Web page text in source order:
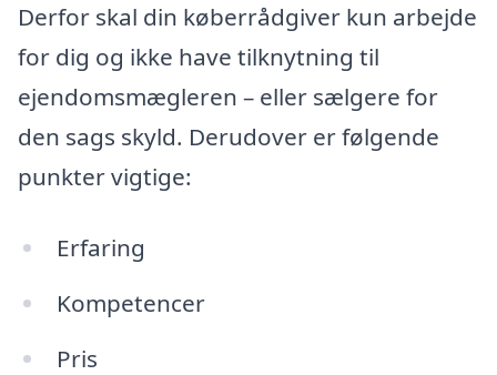
Derfor skal din køberrådgiver kun arbejde
for dig og ikke have tilknytning til
ejendomsmægleren – eller sælgere for
den sags skyld. Derudover er følgende
punkter vigtige:
Erfaring
Kompetencer
Pris